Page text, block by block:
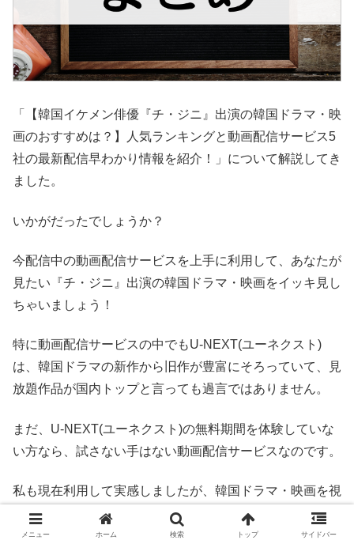
「【韓国イケメン俳優『チ・ジニ』出演の韓国ドラマ・映
画のおすすめは？】人気ランキングと動画配信サービス5
社の最新配信早わかり情報を紹介！」について解説してき
ました。
いかがだったでしょうか？
今配信中の動画配信サービスを上手に利用して、あなたが
見たい『チ・ジニ』出演の韓国ドラマ・映画をイッキ見し
ちゃいましょう！
特に動画配信サービスの中でもU-NEXT(ユーネクスト)
は、韓国ドラマの新作から旧作が豊富にそろっていて、見
放題作品が国内トップと言っても過言ではありません。
まだ、U-NEXT(ユーネクスト)の無料期間を体験していな
い方なら、試さない手はない動画配信サービスなのです。
私も現在利用して実感しましたが、韓国ドラマ・映画を視
聴するなら間違いなくU-NEXT(ユーネクスト)が最強の動
画配信サービスなので、この機会に体験して見てはいかが
メニュー ホーム 検索 トップ サイドバー